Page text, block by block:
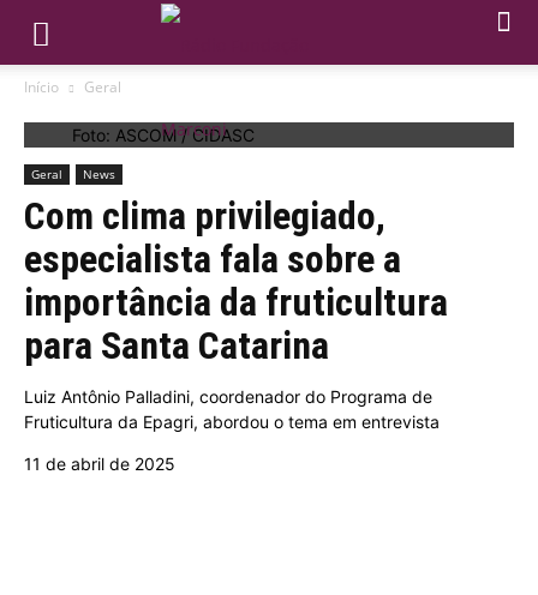
Início Geral
Foto: ASCOM / CIDASC
Geral News
Com clima privilegiado,
especialista fala sobre a
importância da fruticultura
para Santa Catarina
Luiz Antônio Palladini, coordenador do Programa de
Fruticultura da Epagri, abordou o tema em entrevista
11 de abril de 2025